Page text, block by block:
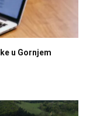
u Gornjem